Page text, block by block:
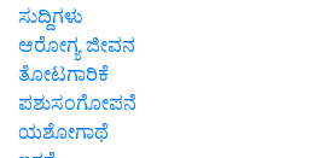
ಸುದ್ದಿಗಳು
ಆರೋಗ್ಯ ಜೀವನ
ತೋಟಗಾರಿಕೆ
ಪಶುಸಂಗೋಪನೆ
ಯಶೋಗಾಥೆ